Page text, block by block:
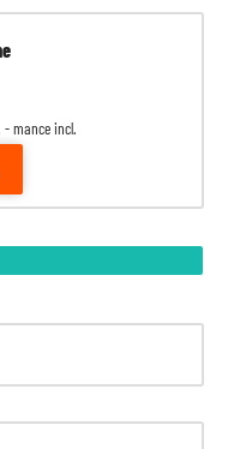
- mance incl.